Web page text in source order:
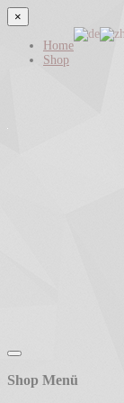
×
Home
Shop
Shop Menü